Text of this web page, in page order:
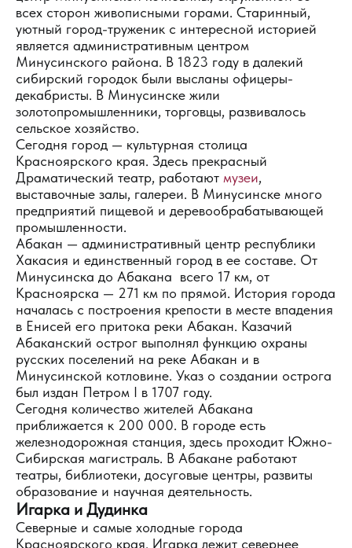
всех сторон живописными горами. Старинный,
уютный город-труженик с интересной историей
является административным центром
Минусинского района. В 1823 году в далекий
сибирский городок были высланы офицеры-
декабристы. В Минусинске жили
золотопромышленники, торговцы, развивалось
сельское хозяйство.
Сегодня город — культурная столица
Красноярского края. Здесь прекрасный
Драматический театр, работают музеи,
выставочные залы, галереи. В Минусинске много
предприятий пищевой и деревообрабатывающей
промышленности.
Абакан — административный центр республики
Хакасия и единственный город в ее составе. От
Минусинска до Абакана всего 17 км, от
Красноярска — 271 км по прямой. История города
началась с построения крепости в месте впадения
в Енисей его притока реки Абакан. Казачий
Абаканский острог выполнял функцию охраны
русских поселений на реке Абакан и в
Минусинской котловине. Указ о создании острога
был издан Петром I в 1707 году.
Сегодня количество жителей Абакана
приближается к 200 000. В городе есть
железнодорожная станция, здесь проходит Южно-
Сибирская магистраль. В Абакане работают
театры, библиотеки, досуговые центры, развиты
образование и научная деятельность.
Игарка и Дудинка
Северные и самые холодные города
Красноярского края. Игарка лежит севернее